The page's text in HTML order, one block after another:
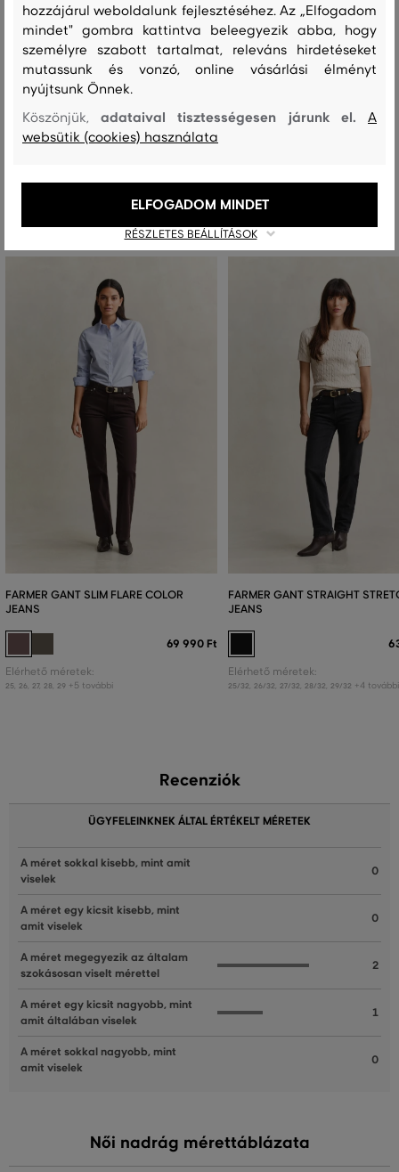
Kezelési útmutató
Ajánlott termékek
FARMER GANT SLIM FLARE COLOR
JEANS
69 990 Ft
Elérhető méretek:
25 26 27, 28 29 +5 további
FARMER GANT STRAIGHT
JEANS
Elérhető méretek:
25/32 26/32 27/32 28/32 29/32 +4 további
Recenziók
ÜGYFELEINKNEK ÁLTAL ÉRTÉKELT MÉRETEK
A méret sokkal kisebb, mint amit
viselek
0
A méret egy kicsit kisebb, mint
amit viselek
0
A méret megegyezik az általam
szokásosan viselt mérettel
2
A méret egy kicsit nagyobb, mint
amit általában viselek
1
A méret sokkal nagyobb, mint
amit viselek
0
Női nadrág mérettáblázata
hozzájárul weboldalunk fejlesztéséhez. Az „Elfogadom
mindet" gombra kattintva beleegyezik abba, hogy
személyre szabott tartalmat, releváns hirdetéseket
mutassunk és vonzó, online vásárlási élményt
nyújtsunk Önnek.
Köszönjük,adataival tisztességesen járunk el.A
websütik (cookies) használata
RÉSZLETES BEÁLLÍTÁSOK
ELFOGADOM MINDET